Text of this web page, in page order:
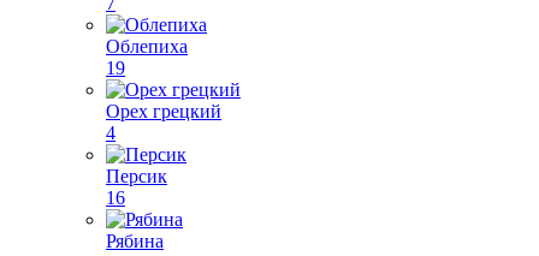
Облепиха
19
Орех грецкий
4
Персик
16
Рябина